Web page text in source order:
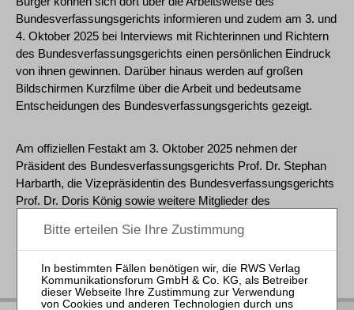
Bundesverfassungsgerichts informieren und zudem am 3. und
4. Oktober 2025 bei Interviews mit Richterinnen und Richtern
des Bundesverfassungsgerichts einen persönlichen Eindruck
von ihnen gewinnen. Darüber hinaus werden auf großen
Bildschirmen Kurzfilme über die Arbeit und bedeutsame
Entscheidungen des Bundesverfassungsgerichts gezeigt.
Am offiziellen Festakt am 3. Oktober 2025 nehmen der
Präsident des Bundesverfassungsgerichts Prof. Dr. Stephan
Harbarth, die Vizepräsidentin des Bundesverfassungsgerichts
Prof. Dr. Doris König sowie weitere Mitglieder des
zurück